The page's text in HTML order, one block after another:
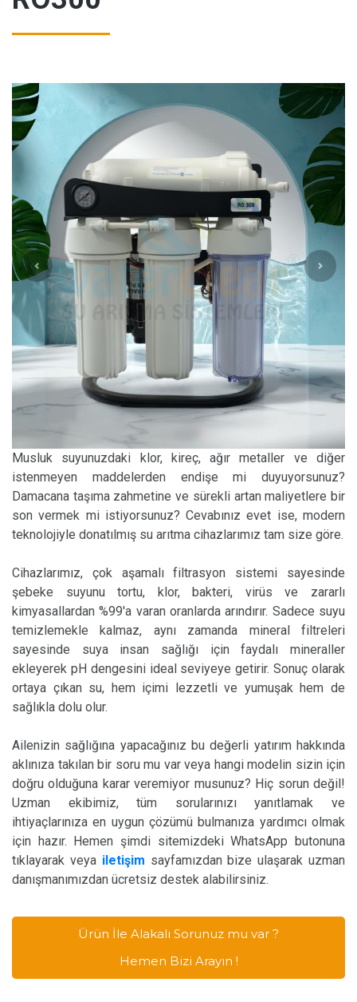
Musluk suyunuzdaki klor, kireç, ağır metaller ve diğer
istenmeyen maddelerden endişe mi duyuyorsunuz?
Damacana taşıma zahmetine ve sürekli artan maliyetlere bir
son vermek mi istiyorsunuz? Cevabınız evet ise, modern
teknolojiyle donatılmış su arıtma cihazlarımız tam size göre.
Cihazlarımız, çok aşamalı filtrasyon sistemi sayesinde
şebeke suyunu tortu, klor, bakteri, virüs ve zararlı
kimyasallardan %99'a varan oranlarda arındırır. Sadece suyu
temizlemekle kalmaz, aynı zamanda mineral filtreleri
sayesinde suya insan sağlığı için faydalı mineraller
ekleyerek pH dengesini ideal seviyeye getirir. Sonuç olarak
ortaya çıkan su, hem içimi lezzetli ve yumuşak hem de
sağlıkla dolu olur.
Ailenizin sağlığına yapacağınız bu değerli yatırım hakkında
aklınıza takılan bir soru mu var veya hangi modelin sizin için
doğru olduğuna karar veremiyor musunuz? Hiç sorun değil!
Uzman ekibimiz, tüm sorularınızı yanıtlamak ve
ihtiyaçlarınıza en uygun çözümü bulmanıza yardımcı olmak
için hazır. Hemen şimdi sitemizdeki WhatsApp butonuna
tıklayarak veya iletişim sayfamızdan bize ulaşarak uzman
danışmanımızdan ücretsiz destek alabilirsiniz.
Ürün İle Alakalı Sorunuz mu var ?
Hemen Bizi Arayın !